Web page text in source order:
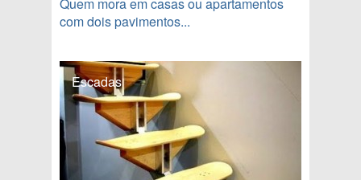
com dois pavimentos...
Escadas